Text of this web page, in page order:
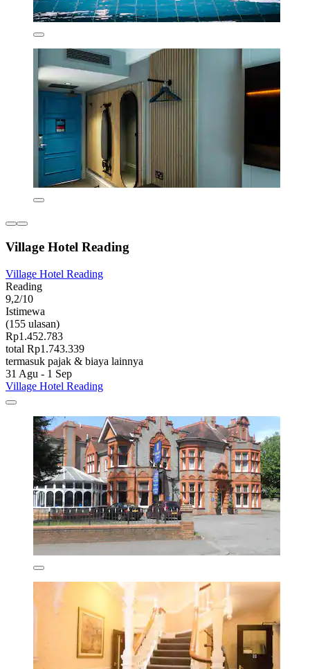
Village Hotel Reading
Village Hotel Reading
Reading
9,2/10
Istimewa
(155 ulasan)
Rp1.452.783
total Rp1.743.339
termasuk pajak & biaya lainnya
31 Agu - 1 Sep
Village Hotel Reading